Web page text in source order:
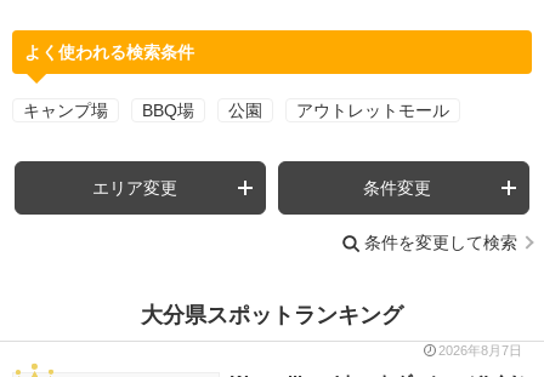
よく使われる検索条件
キャンプ場 BBQ場 公園 アウトレットモール
エリア変更 条件変更
条件を変更して検索
大分県スポットランキング
2026年8月7日